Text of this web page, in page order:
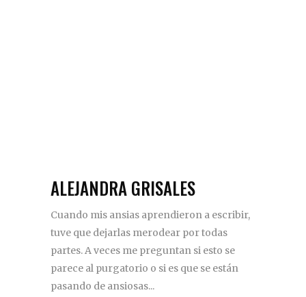
ALEJANDRA GRISALES
Cuando mis ansias aprendieron a escribir,
tuve que dejarlas merodear por todas
partes. A veces me preguntan si esto se
parece al purgatorio o si es que se están
pasando de ansiosas...